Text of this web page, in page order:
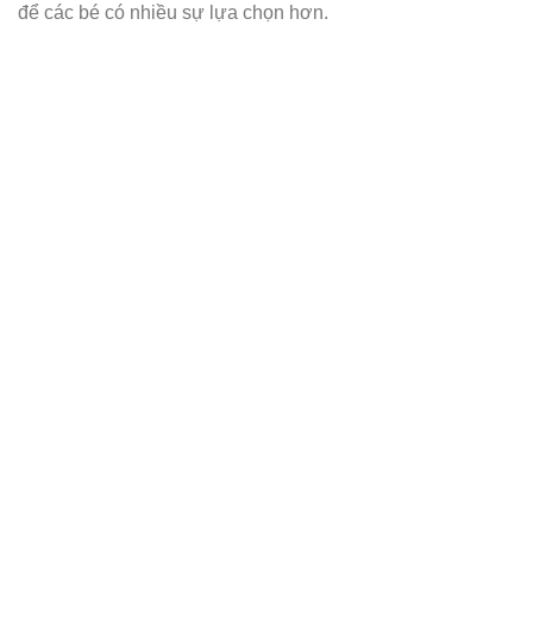
để các bé có nhiều sự lựa chọn hơn.